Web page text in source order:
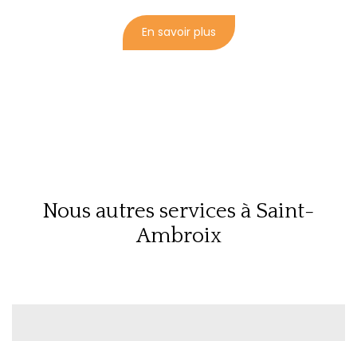
En savoir plus
Nous autres services à Saint-
Ambroix